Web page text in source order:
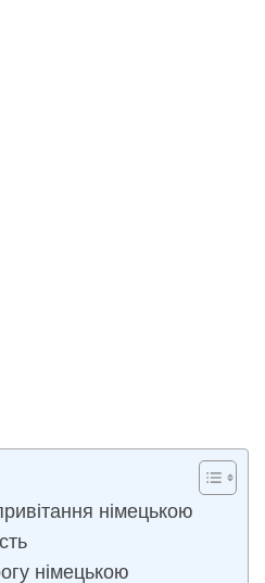
німецькою
німецькою